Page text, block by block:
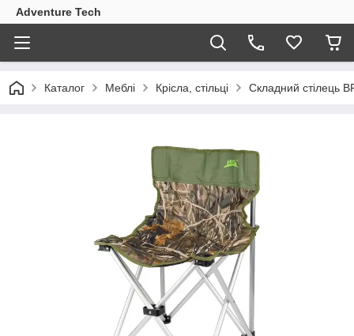
Adventure Tech
Каталог Меблі Крісла, стільці Складний стілець